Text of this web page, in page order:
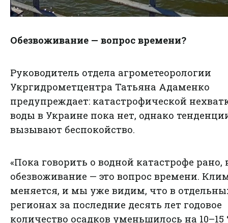
Обезвоживание — вопрос времени?
Руководитель отдела агрометеорологии
Укргидрометцентра Татьяна Адаменко
предупреждает: катастрофической
воды в Украине пока нет, однако
вызывают беспокойство.
«Пока говорить о водной катастрофе рано,
обезвоживание — это вопрос времени.
меняется, и мы уже видим, что в
регионах за последние десять лет годовое
количество осадков уменьшилось на 10–15